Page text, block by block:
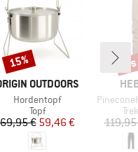
OUTDOORS
Artikel
Hordentopf
Produktgruppe
Topf
Preis
69,95 €reduzierter Preis
59,46 €
Rabatt
15%
Artikel
PineconeHe.